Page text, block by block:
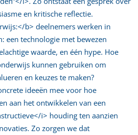
en kritische reflectie.
b> deelnemers werken in
een technologie met bewezen
waarde, en één hype. Hoe
kunnen gebruiken om
en keuzes te maken?
ideeën mee voor hoe
aan het ontwikkelen van een
i> houding ten aanzien
Zo zorgen we dat